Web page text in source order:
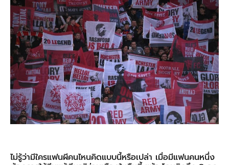
ไม่รู้ว่ามีใครแฟนผีคนไหนคิดแบบนี้หรือเปล่า เมื่อมีแฟนคนหนึ่ง